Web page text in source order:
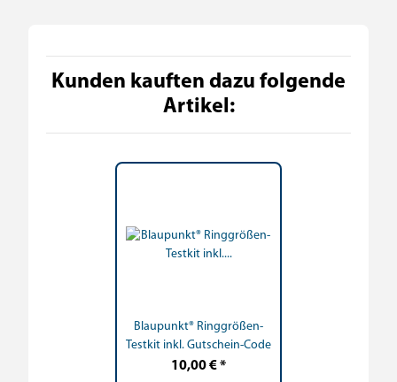
Kunden kauften dazu folgende
Artikel:
Blaupunkt® Ringgrößen-
Testkit inkl. Gutschein-Code
10,00 €*